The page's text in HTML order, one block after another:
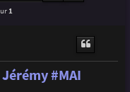
1
#MAI